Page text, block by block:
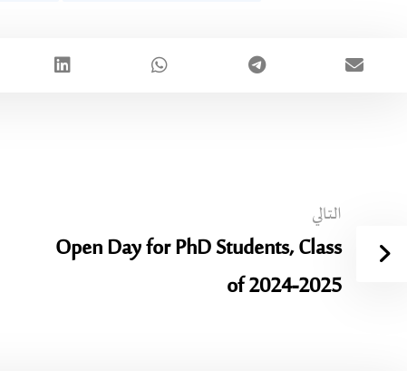
التالي
Open Day for PhD Students, Class
of 2024-2025